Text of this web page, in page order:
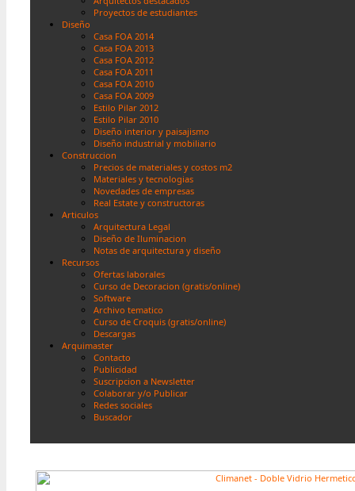
Proyectos de estudiantes
Diseño
Casa FOA 2014
Casa FOA 2013
Casa FOA 2012
Casa FOA 2011
Casa FOA 2010
Casa FOA 2009
Estilo Pilar 2012
Estilo Pilar 2010
Diseño interior y paisajismo
Diseño industrial y mobiliario
Construccion
Precios de materiales y costos m2
Materiales y tecnologias
Novedades de empresas
Real Estate y constructoras
Articulos
Arquitectura Legal
Diseño de Iluminacion
Notas de arquitectura y diseño
Recursos
Ofertas laborales
Curso de Decoracion (gratis/online)
Software
Archivo tematico
Curso de Croquis (gratis/online)
Descargas
Arquimaster
Contacto
Publicidad
Suscripcion a Newsletter
Colaborar y/o Publicar
Redes sociales
Buscador